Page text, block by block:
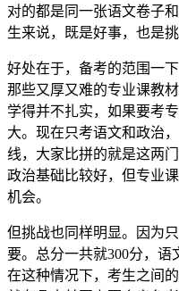
对的都是同一张语文卷子
生来说，既是好事，也是挑
好处在于，备考的范围一
那些又厚又难的专业课教
学得并不扎实，如果要考
大。现在只考语文和政治
线，大家比拼的就是这两
政治基础比较好，但专业
机会。
但挑战也同样明显。因为
要。总分一共就300分，语
在这种情况下，考生之间